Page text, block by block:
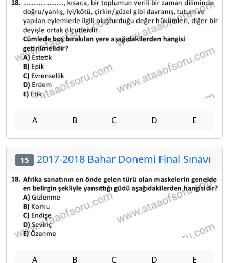
A B C D E
15 2017-2018 Bahar Dönemi Final Sınavı
A B C D E